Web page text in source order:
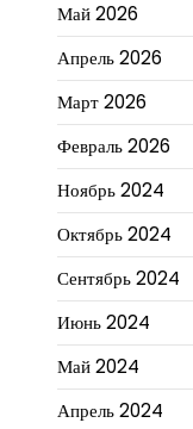
Май 2026
Апрель 2026
Март 2026
Февраль 2026
Ноябрь 2024
Октябрь 2024
Сентябрь 2024
Июнь 2024
Май 2024
Апрель 2024